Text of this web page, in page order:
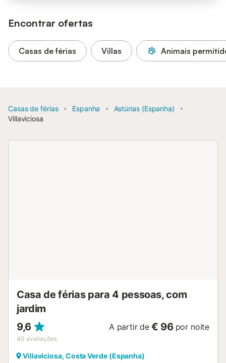
Encontrar ofertas
Casas de férias Villas Animais
Casas de férias Espanha
Astúrias (Espanha)
Villaviciosa
Casa de férias para 4 pessoas, com
jardim
9,6
40 avaliações
A partir de € 96 por noite
Villaviciosa, Costa Verde (Espanha)